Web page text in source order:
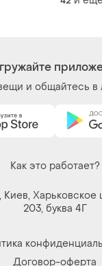
вещи и общайтесь в
Как это работает?
Киев,
203, буква 4Г
Контакты